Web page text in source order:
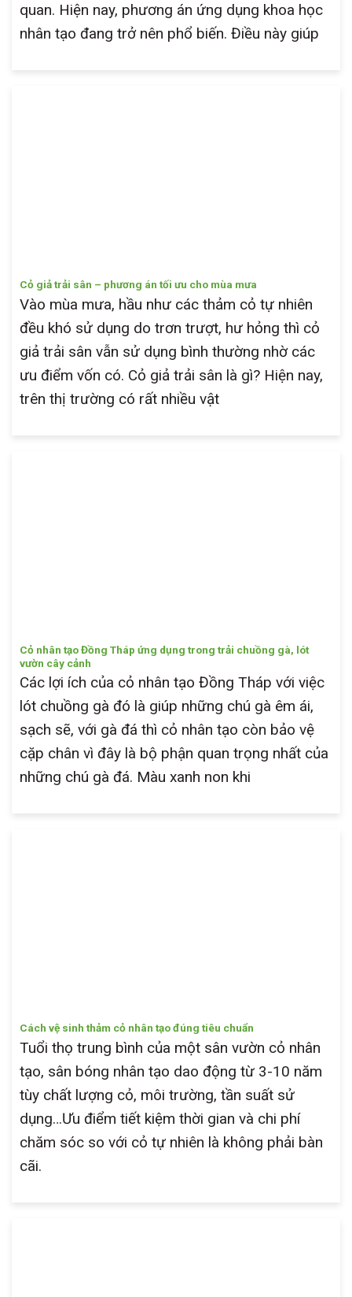
quan. Hiện nay, phương án ứng dụng khoa học
nhân tạo đang trở nên phổ biến. Điều này giúp
Cỏ giả trải sân – phương án tối ưu cho mùa mưa
Vào mùa mưa, hầu như các thảm cỏ tự nhiên
đều khó sử dụng do trơn trượt, hư hỏng thì cỏ
giả trải sân vẫn sử dụng bình thường nhờ các
ưu điểm vốn có. Cỏ giả trải sân là gì? Hiện nay,
trên thị trường có rất nhiều vật
Cỏ nhân tạo Đồng Tháp ứng dụng trong trải chuồng gà, lót
vườn cây cảnh
Các lợi ích của cỏ nhân tạo Đồng Tháp với việc
lót chuồng gà đó là giúp những chú gà êm ái,
sạch sẽ, với gà đá thì cỏ nhân tạo còn bảo vệ
cặp chân vì đây là bộ phận quan trọng nhất của
những chú gà đá. Màu xanh non khi
Cách vệ sinh thảm cỏ nhân tạo đúng tiêu chuẩn
Tuổi thọ trung bình của một sân vườn cỏ nhân
tạo, sân bóng nhân tạo dao động từ 3-10 năm
tùy chất lượng cỏ, môi trường, tần suất sử
dụng…Ưu điểm tiết kiệm thời gian và chi phí
chăm sóc so với cỏ tự nhiên là không phải bàn
cãi.